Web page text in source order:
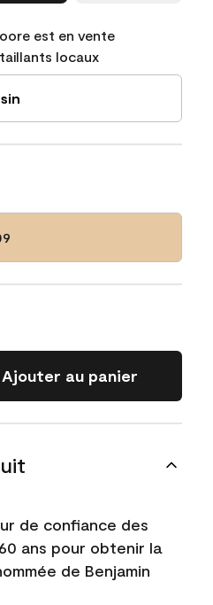
est en vente
locaux
Ajouter au panier
de confiance des
ans pour obtenir la
de Benjamin